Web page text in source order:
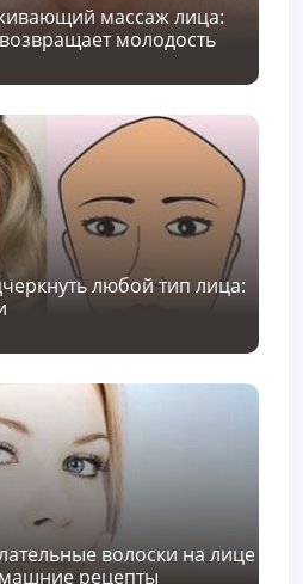
массаж лица:
молодость
любой тип лица:
волоски на лице
рецепты